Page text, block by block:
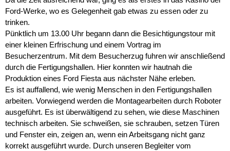
Ford-Werke, wo es Gelegenheit gab etwas zu essen oder zu
trinken.
Pünktlich um 13.00 Uhr begann dann die Besichtigungstour mit
einer kleinen Erfrischung und einem Vortrag im
Besucherzentrum. Mit dem Besucherzug fuhren wir anschließend
durch die Fertigungshallen. Hier konnten wir hautnah die
Produktion eines Ford Fiesta aus nächster Nähe erleben.
Es ist auffallend, wie wenig Menschen in den Fertigungshallen
arbeiten. Vorwiegend werden die Montagearbeiten durch Roboter
ausgeführt. Es ist überwältigend zu sehen, wie diese Maschinen
technisch arbeiten. Sie schweißen, sie schrauben, setzen Türen
und Fenster ein, zeigen an, wenn ein Arbeitsgang nicht ganz
korrekt ausgeführt wurde. Durch unseren Begleiter vom